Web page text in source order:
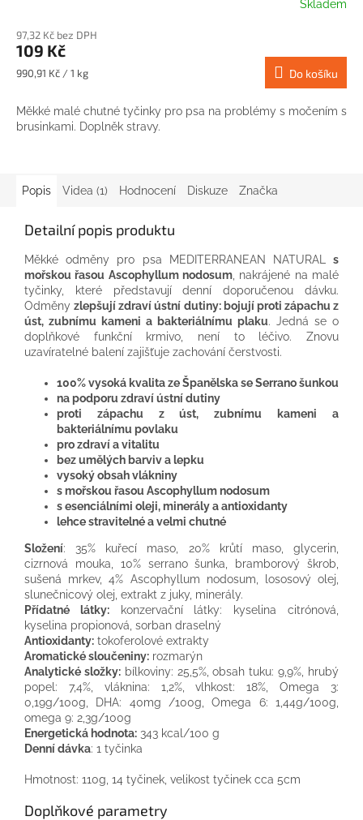
Skladem
97,32 Kč bez DPH
109 Kč
Měrná
990,91 Kč / 1 kg Do košíku
Měkké malé chutné tyčinky pro psa na problémy s močením s
brusinkami. Doplněk stravy.
Popis Videa (1) Hodnocení Diskuze Značka
Detailní popis produktu
Měkké odměny pro psa MEDITERRANEAN NATURAL s
mořskou řasou Ascophyllum nodosum , nakrájené na malé
tyčinky, které představují denní doporučenou dávku.
Odměnyzlepšují zdraví ústní dutiny: bojují proti zápachu z
úst, zubnímu kameni a bakteriálnímu plaku. Jedná se o
doplňkové funkční krmivo, není to léčivo. Znovu
uzavíratelné balení zajišťuje zachování čerstvosti.
100% vysoká kvalita ze Španělska se Serrano šunkou
na podporu zdraví ústní dutiny
proti zápachu z úst, zubnímu kameni a
bakteriálnímu povlaku
pro zdraví a vitalitu
bez umělých barviv a lepku
vysoký obsah vlákniny
s mořskou řasou Ascophyllum nodosum
s esenciálními oleji, minerály a antioxidanty
lehce stravitelné a velmi chutné
Složení: 35% kuřecí maso, 20% krůtí maso, glycerin,
cizrnová mouka, 10% serrano šunka, bramborový škrob,
sušená mrkev, 4% Ascophyllum nodosum, lososový olej,
slunečnicový olej, extrakt z juky, minerály.
Přídatné látky:konzervační látky: kyselina citrónová,
kyselina propionová, sorban draselný
Antioxidanty: tokoferolové extrakty
Aromatické sloučeniny: rozmarýn
Analytické složky:bílkoviny: 25,5%, obsah tuku: 9,9%, hrubý
popel: 7,4%, vláknina: 1,2%, vlhkost: 18%, Omega 3:
0,19g/100g, DHA: 40mg /100g, Omega 6: 1,44g/100g,
omega 9: 2,3g/100g
Energetická hodnota: 343 kcal/100 g
Denní dávka: 1 tyčinka
Hmotnost: 110g, 14 tyčinek, velikost tyčinek cca 5cm
Doplňkové parametry